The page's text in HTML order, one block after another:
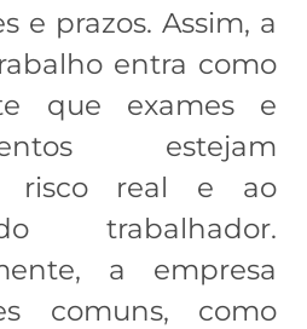
e prazos. Assim, a
entra como
que exames e
estejam
risco real e ao
trabalhador.
a empresa
comuns, como